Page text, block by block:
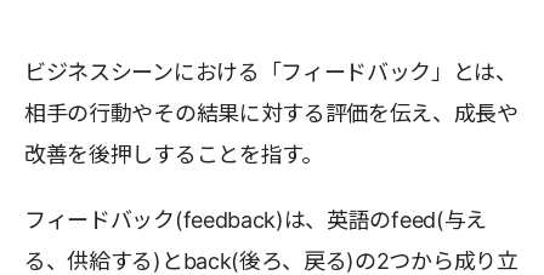
ビジネスシーンにおける「フィードバック」とは、
相手の行動やその結果に対する評価を伝え、成長や
改善を後押しすることを指す。
フィードバック(feedback)は、英語のfeed(与え
る、供給する)とback(後ろ、戻る)の2つから成り立